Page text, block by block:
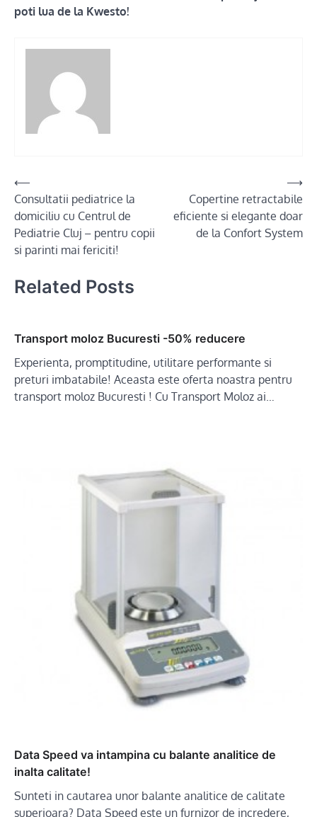
poti lua de la Kwesto!
Post
navigation
⟵
Consultatii pediatrice la
domiciliu cu Centrul de
Pediatrie Cluj – pentru copii
si parinti mai fericiti!
Copertine retractabile
eficiente si elegante doar
de la Confort System
⟶
Related Posts
Transport moloz Bucuresti -50% reducere
Experienta, promptitudine, utilitare performante si
preturi imbatabile! Aceasta este oferta noastra pentru
transport moloz Bucuresti ! Cu Transport Moloz ai…
Data Speed va intampina cu balante analitice de
inalta calitate!
Sunteti in cautarea unor balante analitice de calitate
superioara? Data Speed este un furnizor de incredere,